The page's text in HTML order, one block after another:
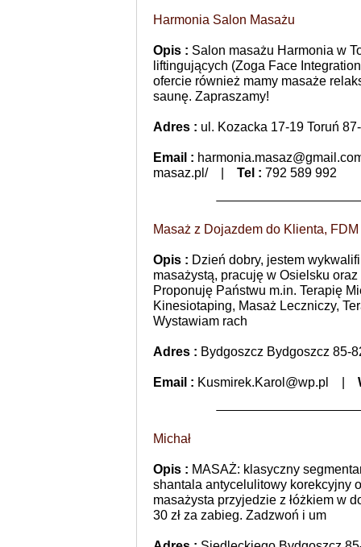
Harmonia Salon Masażu
Opis : Salon masażu Harmonia w
liftingujących (Zoga Face
ofercie również mamy masaże
saunę. Zapraszamy!
Adres : ul. Kozacka 17-19 Toruń
Email :
masaz.pl/| Tel : 792 589 992
Masaż z Dojazdem do Klienta, FDM
Opis : Dzień dobry, jestem
masażystą, pracuję w Osielsku
Proponuję Państwu m.in. Terapię
Kinesiotaping, Masaż Leczniczy,
Wystawiam rach
Adres : Bydgoszcz Bydgoszcz 85-
Email : Kusmirek.Karol@wp.pl |
Michał
Opis : MASAŻ: klasyczny
shantala antycelulitowy korekcyjny
masażysta przyjedzie z łóżkiem w
30 zł za zabieg. Zadzwoń i um